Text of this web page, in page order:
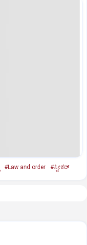
#Law and order #ಸ್ಪೀಕರ್‌